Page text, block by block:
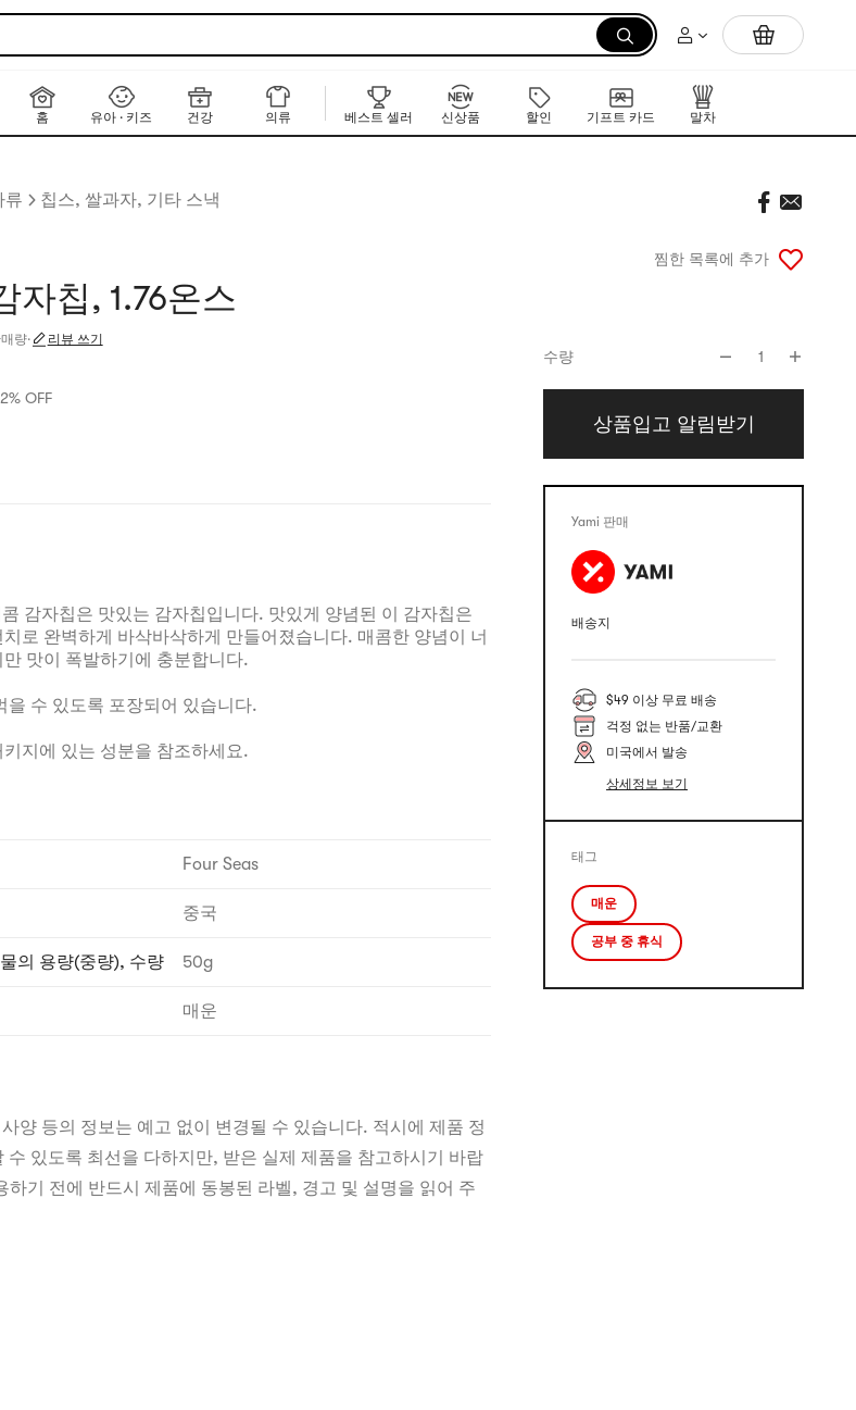
먼저 만나는 K-뷰티 신작 라인업
홈 유아 · 키즈 건강 의류 베스트 셀러 신상품 할인 기프트 카드 말차
류 칩스, 쌀과자, 기타 스낵
자칩, 1.76온스
별 만점
량· 리뷰 쓰기
OFF
콤 감자칩은 맛있는 감자칩입니다. 맛있게 양념된 이 감자칩은
로 완벽하게 바삭바삭하게 만들어졌습니다. 매콤한 양념이 너
맛이 폭발하기에 충분합니다.
을 수 있도록 포장되어 있습니다.
지에 있는 성분을 참조하세요.
Four Seas
중국
의 용량(중량), 수량 50g
매운
양 등의 정보는 예고 없이 변경될 수 있습니다. 적시에 제품 정
수 있도록 최선을 다하지만, 받은 실제 제품을 참고하시기 바랍
하기 전에 반드시 제품에 동봉된 라벨, 경고 및 설명을 읽어 주
찜한 목록에 추가
수량 1
상품입고 알림받기
Yami 판매
배송지
$49 이상 무료 배송
걱정 없는 반품/교환
미국에서 발송
상세정보 보기
태그
매운
공부 중 휴식